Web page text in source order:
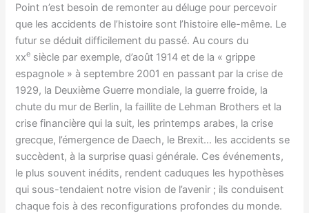
Point n’est besoin de remonter au déluge pour percevoir
que les accidents de l’histoire sont l’histoire elle-même. Le
futur se déduit difficilement du passé. Au cours du
xxe siècle par exemple, d’août 1914 et de la « grippe
espagnole » à septembre 2001 en passant par la crise de
1929, la Deuxième Guerre mondiale, la guerre froide, la
chute du mur de Berlin, la faillite de Lehman Brothers et la
crise financière qui la suit, les printemps arabes, la crise
grecque, l’émergence de Daech, le Brexit… les accidents se
succèdent, à la surprise quasi générale. Ces événements,
le plus souvent inédits, rendent caduques les hypothèses
qui sous-tendaient notre vision de l’avenir ; ils conduisent
chaque fois à des reconfigurations profondes du monde.